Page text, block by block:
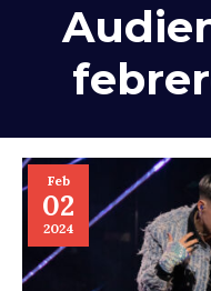
Feb
02
2024